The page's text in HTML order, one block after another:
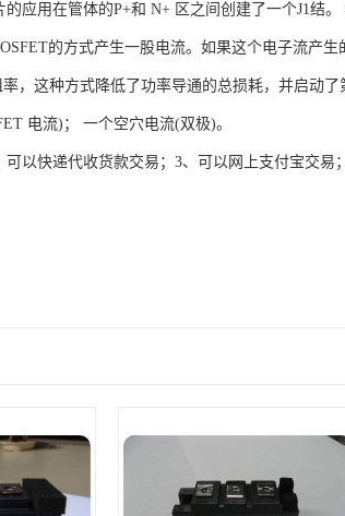
应用在管体的P+和 N+ 区之间创建了一个J1结。
的方式产生一股电流。如果这个电子流产生
，这种方式降低了功率导通的总损耗，并启动
电流)； 一个空穴电流(双极)。
以快递代收货款交易；3、可以网上支付宝交易